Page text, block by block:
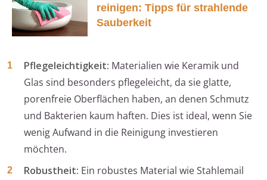
reinigen: Tipps für strahlende
Sauberkeit
Pflegeleichtigkeit: Materialien wie Keramik und
Glas sind besonders pflegeleicht, da sie glatte,
porenfreie Oberflächen haben, an denen Schmutz
und Bakterien kaum haften. Dies ist ideal, wenn Sie
wenig Aufwand in die Reinigung investieren
möchten.
Robustheit: Ein robustes Material wie Stahlemail